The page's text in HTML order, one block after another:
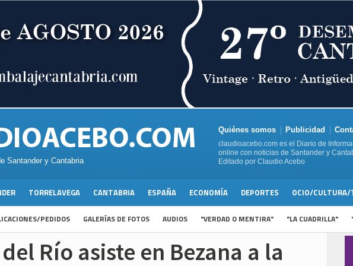
Santander y Cantabria
Quiénes somos Publicidad
claudioacebo.com es el Diario de
online con noticias de Santander y
Editado por Claudio Acebo
TORRELAVEGA CANTABRIA ESPAÑA ECONOMÍA DEPORTES OCIO/CULTURA/
PEDIDOS GALERÍAS DE FOTOS AUDIOS "VERDAD O MENTIRA" "LA CUADRILLA"
Río asiste en Bezana a la